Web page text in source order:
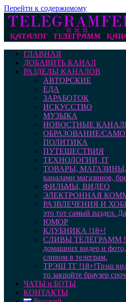
Перейти к содержимому
ГЛАВНАЯ
ДОБАВИТЬ КАНАЛ
РАЗДЕЛЫ КАНАЛОВ
АВТОРСКИЕ
ЕДА
ЗАРАБОТОК
ИСКУССТВО
МУЗЫКА
НОВОСТНЫЕ
ОБРАЗОВАНИЕ/
ПОЛИТИКА
ПУТЕШЕСТВИЯ
ТЕХНОЛОГИИ, IT
ТОВАРЫ,
каналами магазинов,
ФИЛЬМЫ, ВИДЕО
ЭЛЕКТРОННАЯ
РАЗВЛЕЧЕНИЯ И
это тот самый раздел.
ЮМОР
КЛУБНИКА !18+!
СЛИВЫ ТЕЛЕГРАММ
домашних видео и
сливом в телеграм.
ТРЭШ ТГ !18+!Трэш
то закройте браузер
ЧАТЫ и БОТЫ
КОНТАКТЫ